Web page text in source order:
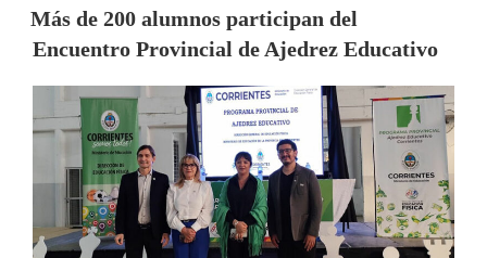
Más de 200 alumnos participan del
Encuentro Provincial de Ajedrez Educativo